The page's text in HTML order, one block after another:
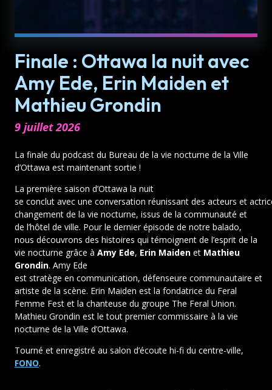
Finale : Ottawa la nuit avec
Amy Ede, Erin Maiden et
Mathieu Grondin
9 juillet 2026
La finale du podcast du Bureau de la vie nocturne de la Ville
d’Ottawa est maintenant sortie !
La première saison d’Ottawa la nuit
se conclut avec une conversation réunissant des acteurs et
changement de la vie nocturne, issus de la communauté et
de l’hôtel de ville. Pour le dernier épisode de notre balado,
nous découvrons des histoires qui témoignent de l’esprit de la
vie nocturne grâce à Amy Ede, Erin Maiden et Mathieu
Grondin. Amy Ede
est stratège en communication, défenseure communautaire et
artiste de la scène. Erin Maiden est la fondatrice du Feral
Femme Fest et la chanteuse du groupe The Feral Union.
Mathieu Grondin est le tout premier commissaire à la vie
nocturne de la Ville d’Ottawa.
Tourné et enregistré au salon d’écoute hi-fi du centre-ville,
FONO.